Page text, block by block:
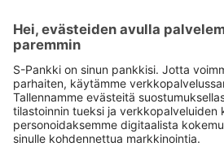
Käyttöehdot